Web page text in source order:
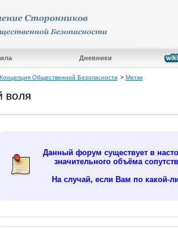
Дневники
Общественной Безопасности > Метки
воля
Данный форум существует в
значительного объёма
На случай, если Вам по какой-